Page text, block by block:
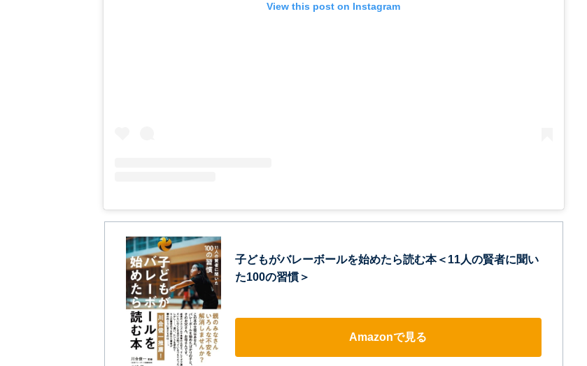
View this post on Instagram
子どもがバレーボールを始めたら読む本＜11人の賢者に聞い
た100の習慣＞
Amazonで見る